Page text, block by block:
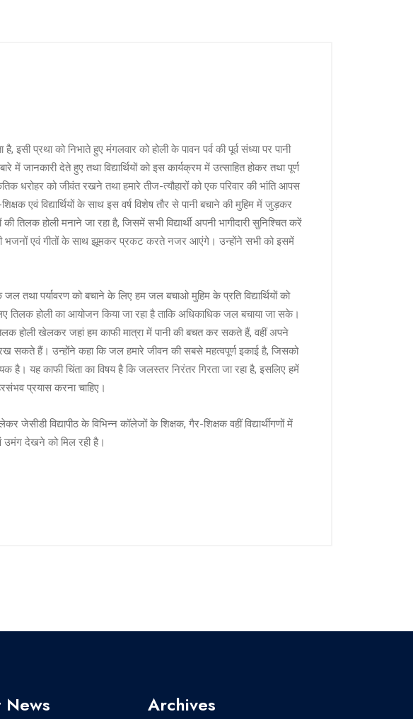
इसी प्रथा को निभाते हुए मंगलवार को होली के पावन पर्व की पूर्व संध्या पर पानी
जानकारी देते हुए तथा विद्यार्थियों को इस कार्यक्रम में उत्साहित होकर तथा पूर्ण
धरोहर को जीवंत रखने तथा हमारे तीज-त्यौहारों को एक परिवार की भांति आपस
एवं विद्यार्थियों के साथ इस वर्ष विशेष तौर से पानी बचाने की मुहिम में जुड़कर
होली मनाने जा रहा है, जिसमें सभी विद्यार्थी अपनी भागीदारी सुनिश्चित करें
भजनों एवं गीतों के साथ झूमकर प्रकट करते नजर आएंगे। उन्होंने सभी को इसमें
जल तथा पर्यावरण को बचाने के लिए हम जल बचाओ मुहिम के प्रति विद्यार्थियों को
तिलक होली का आयोजन किया जा रहा है ताकि अधिकाधिक जल बचाया जा सके।
होली खेलकर जहां हम काफी मात्रा में पानी की बचत कर सकते हैं, वहीं अपने
सकते हैं। उन्होंने कहा कि जल हमारे जीवन की सबसे महत्वपूर्ण इकाई है, जिसको
है। यह काफी चिंता का विषय है कि जलस्तर निरंतर गिरता जा रहा है, इसलिए हमें
प्रयास करना चाहिए।
जेसीडी विद्यापीठ के विभिन्न कॉलेजों के शिक्षक, गैर-शिक्षक वहीं विद्यार्थीगणों में
उमंग देखने को मिल रही है।
News Archives